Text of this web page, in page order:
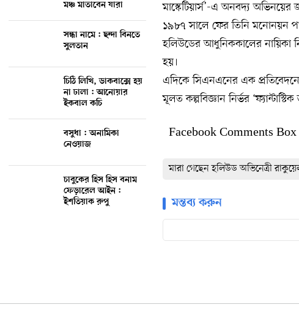
মঞ্চ মাতাবেন যারা
সন্ধা নামে : ছন্দা বিনতে
সুলতান
চিঠি লিখি, ডাকবাক্সে হয়
না ঢালা : আনোয়ার
ইকবাল কচি
বসুধা : অনামিকা
নেওয়াজ
চাবুকের হিস হিস বনাম
ফেড়ারেল আইন :
ইশতিয়াক রুপু
মাস্কেটিয়ার্স’-এ অনবদ্য
১৯৮৭ সালে ফের তিনি মনোনয়ন
হলিউডের আধুনিককালের নায়িকা
হয়।
এদিকে সিএনএনের এক
মূলত কল্পবিজ্ঞান নির্ভর
Facebook Comments Box
মারা গেছেন হলিউড অভিনেত্রী
মন্তব্য করুন